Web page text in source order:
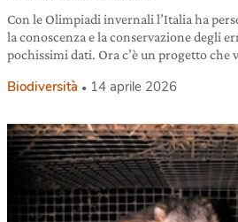
Con le Olimpiadi invernali l’Italia ha
la conoscenza e la conservazione degli
pochissimi dati. Ora c’è un progetto che
Biodiversità 14 aprile 2026